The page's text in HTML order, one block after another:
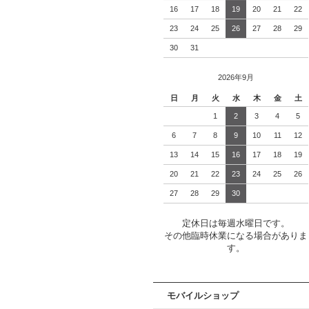
16 17 18 19 20 21 22
23 24 25 26 27 28 29
30 31
2026年9月
日 月 火 水 木 金 土
1 2 3 4 5
6 7 8 9 10 11 12
13 14 15 16 17 18 19
20 21 22 23 24 25 26
27 28 29 30
定休日は毎週水曜日です。
その他臨時休業になる場合がありま
す。
モバイルショップ